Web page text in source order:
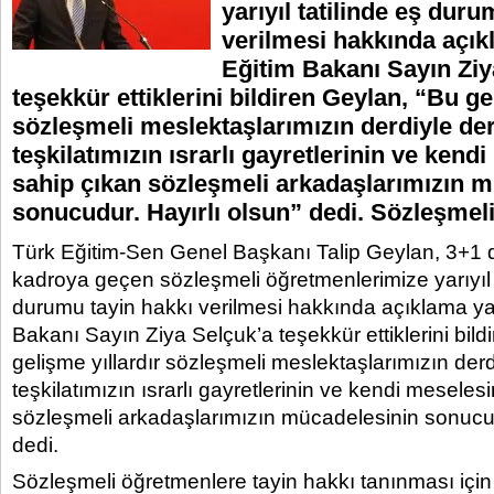
yarıyıl tatilinde eş
verilmesi hakkında
Eğitim Bakanı Sayın
teşekkür ettiklerini bildiren Geylan, “Bu
sözleşmeli meslektaşlarımızın derdiyle
teşkilatımızın ısrarlı gayretlerinin ve
sahip çıkan sözleşmeli arkadaşlarımızın
sonucudur. Hayırlı olsun” dedi.
Türk Eğitim-Sen Genel Başkanı Talip Geylan, 3+1
kadroya geçen sözleşmeli öğretmenlerimize
durumu tayin hakkı verilmesi hakkında açıklama
Bakanı Sayın Ziya Selçuk’a teşekkür ettiklerini
gelişme yıllardır sözleşmeli meslektaşlarımızın
teşkilatımızın ısrarlı gayretlerinin ve kendi
sözleşmeli arkadaşlarımızın mücadelesinin
dedi.
Sözleşmeli öğretmenlere tayin hakkı tanınması